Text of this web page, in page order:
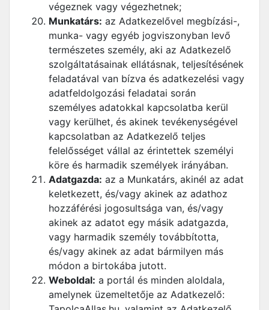
végeznek vagy végezhetnek;
Munkatárs: az Adatkezelővel megbízási-,
munka- vagy egyéb jogviszonyban levő
természetes személy, aki az Adatkezelő
szolgáltatásainak ellátásnak, teljesítésének
feladatával van bízva és adatkezelési vagy
adatfeldolgozási feladatai során
személyes adatokkal kapcsolatba kerül
vagy kerülhet, és akinek tevékenységével
kapcsolatban az Adatkezelő teljes
felelősséget vállal az érintettek személyi
köre és harmadik személyek irányában.
Adatgazda: az a Munkatárs, akinél az adat
keletkezett, és/vagy akinek az adathoz
hozzáférési jogosultsága van, és/vagy
akinek az adatot egy másik adatgazda,
vagy harmadik személy továbbította,
és/vagy akinek az adat bármilyen más
módon a birtokába jutott.
Weboldal: a portál és minden aloldala,
amelynek üzemeltetője az Adatkezelő: